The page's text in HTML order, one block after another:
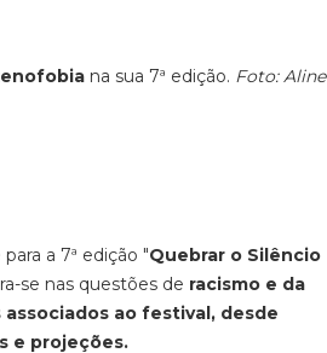
na sua 7ª edição. Foto: Aline
a 7ª edição "Quebrar o Silêncio
se nas questões de racismo e da
ao festival, desde
e projeções.